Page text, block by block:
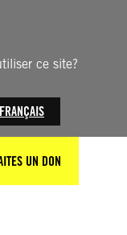
ce site?
FRANÇAIS
UN DON